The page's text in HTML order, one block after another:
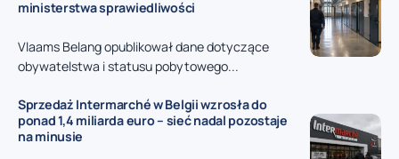
ministerstwa sprawiedliwości
Vlaams Belang opublikował dane dotyczące
obywatelstwa i statusu pobytowego...
Sprzedaż Intermarché w Belgii wzrosła do
ponad 1,4 miliarda euro – sieć nadal pozostaje
na minusie